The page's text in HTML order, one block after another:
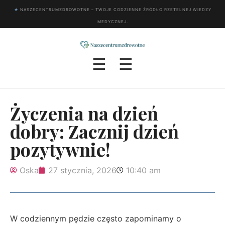
★ NASZECENTRUMZDROWOTNE – TWOJE CODZIENNE ŹRÓDŁO RZETELNEJ WIEDZY
MEDYCZNEJ.
☰ ☰
Życzenia na dzień
dobry: Zacznij dzień
pozytywnie!
Oska 27 stycznia, 2026 10:40 am
W codziennym pędzie często zapominamy o